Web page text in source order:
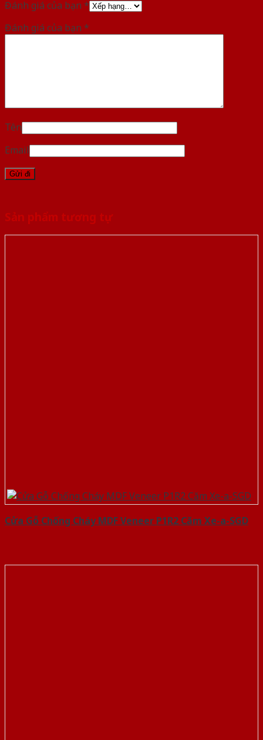
Đánh giá của bạn *
Đánh giá của bạn *
Tên
Email
Sản phẩm tương tự
Cửa Gỗ Chống Cháy MDF Veneer P1R2 Căm Xe-a-SGD